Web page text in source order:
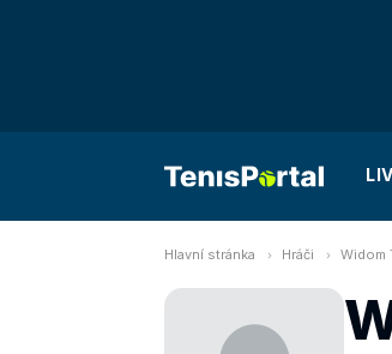
Hlavní stránka Hráči Widom